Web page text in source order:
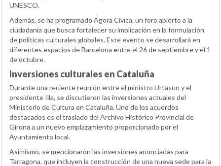
UNESCO.
Además, se ha programado Ágora Cívica, un foro abierto a la
ciudadanía que busca fortalecer su implicación en la formulación
de políticas culturales globales. Este evento se desarrollará en
diferentes espacios de Barcelona entre el 26 de septiembre y el 1
de octubre.
Inversiones culturales en Cataluña
Durante una reciente reunión entre el ministro Urtasun y el
presidente Illa, se discutieron las inversiones actuales del
Ministerio de Cultura en Cataluña. Uno de los acuerdos
destacados es el traslado del Archivo Histórico Provincial de
Girona a un nuevo emplazamiento proporcionado por el
Ayuntamiento local.
Asimismo, se mencionaron las inversiones anunciadas para
Tarragona, que incluyen la construcción de una nueva sede para la